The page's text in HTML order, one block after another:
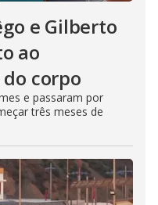
e Gilberto
ao
corpo
e passaram por
três meses de